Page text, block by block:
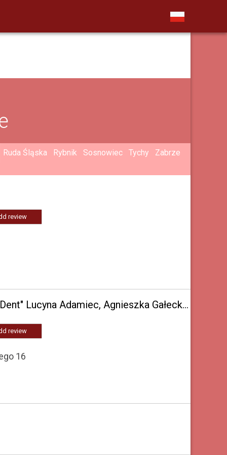
Ruda Śląska Rybnik Sosnowiec Tychy Zabrze
review
NZOZ Centrum Przyjaznej Stomatologii "New-Dent" Lucyna Adamiec, Agnieszka Gałecka-Kowalczewska, Aneta Kolasińska-Prokop
review
16